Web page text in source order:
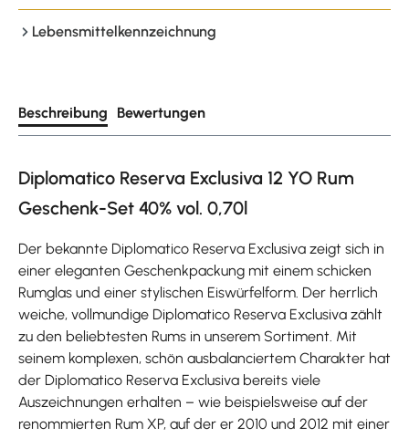
Lebensmittelkennzeichnung
Beschreibung Bewertungen
Diplomatico Reserva Exclusiva 12 YO Rum
Geschenk-Set 40% vol. 0,70l
Der bekannte Diplomatico Reserva Exclusiva zeigt sich in
einer eleganten Geschenkpackung mit einem schicken
Rumglas und einer stylischen Eiswürfelform. Der herrlich
weiche, vollmundige Diplomatico Reserva Exclusiva zählt
zu den beliebtesten Rums in unserem Sortiment. Mit
seinem komplexen, schön ausbalanciertem Charakter hat
der Diplomatico Reserva Exclusiva bereits viele
Auszeichnungen erhalten – wie beispielsweise auf der
renommierten Rum XP, auf der er 2010 und 2012 mit einer